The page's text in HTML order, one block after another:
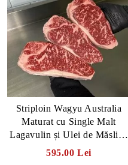
Striploin Wagyu Australia
Maturat cu Single Malt
Lagavulin și Ulei de Măsline
- 30 zile
595.00 Lei